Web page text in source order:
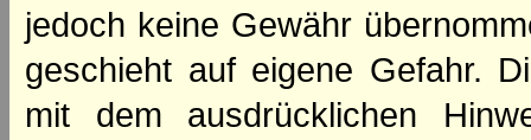
jedoch keine Gewähr
geschieht auf eigene Gefahr.
mit dem ausdrücklichen